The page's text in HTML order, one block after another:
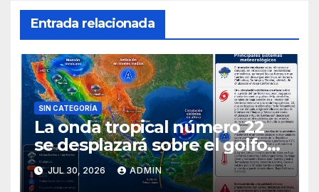
Entrada relacionada
SIN CATEGORÍA
La onda tropical número 22
se desplazará sobre el golfo
de Tehuantepec y el sur del
país
JUL 30, 2026 ADMIN